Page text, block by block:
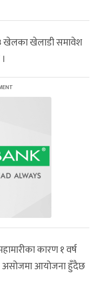
खेलका खेलाडी समावेश
कारण १ वर्ष
असोजमा आयोजना हुँदैछ